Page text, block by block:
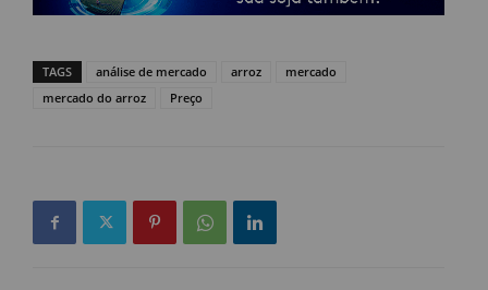
TAGS análise de mercado arroz
mercado
mercado do arroz
Preço